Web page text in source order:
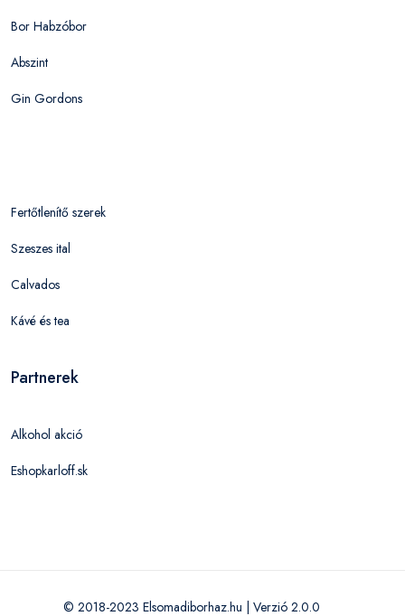
Bor Habzóbor
Abszint
Gin Gordons
Fertőtlenítő szerek
Szeszes ital
Calvados
Kávé és tea
Partnerek
Alkohol akció
Eshopkarloff.sk
© 2018-2023 Elsomadiborhaz.hu | Verzió 2.0.0